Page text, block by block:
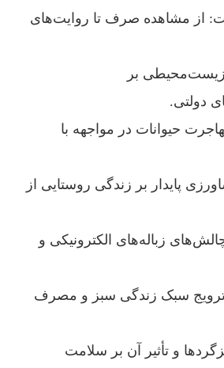
از مشاهده صرف تا روایت‌های
زیست‌محیطی بر
دولتی.
حیوانات در مواجهه با
پایدار بر زندگی روستایی از
زباله‌های الکترونیکی و
سبک زندگی سبز و مصرف
و تأثیر آن بر سلامت